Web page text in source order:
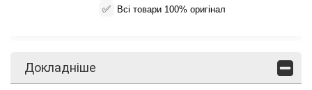
✅ Всі товари 100% оригінал
Докладніше